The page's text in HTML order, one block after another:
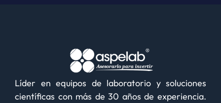
Líder en equipos de laboratorio y soluciones
científicas con más de 30 años de experiencia.